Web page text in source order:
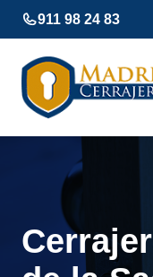
Saltar
al
contenido
911 98 24 83